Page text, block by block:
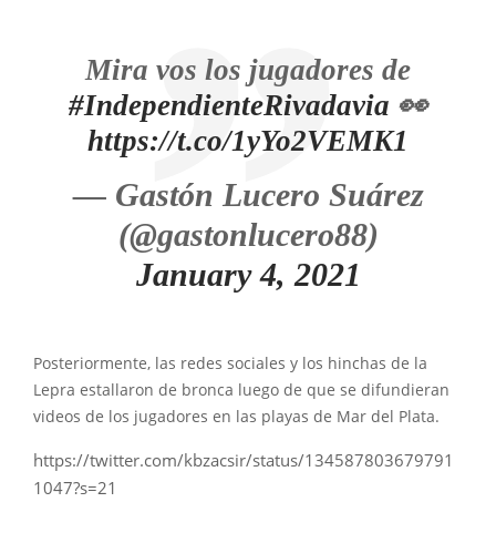
Mira vos los jugadores de
#IndependienteRivadavia 👀
https://t.co/1yYo2VEMK1
— Gastón Lucero Suárez
(@gastonlucero88)
January 4, 2021
Posteriormente, las redes sociales y los hinchas de la
Lepra estallaron de bronca luego de que se difundieran
videos de los jugadores en las playas de Mar del Plata.
https://twitter.com/kbzacsir/status/134587803679791
1047?s=21